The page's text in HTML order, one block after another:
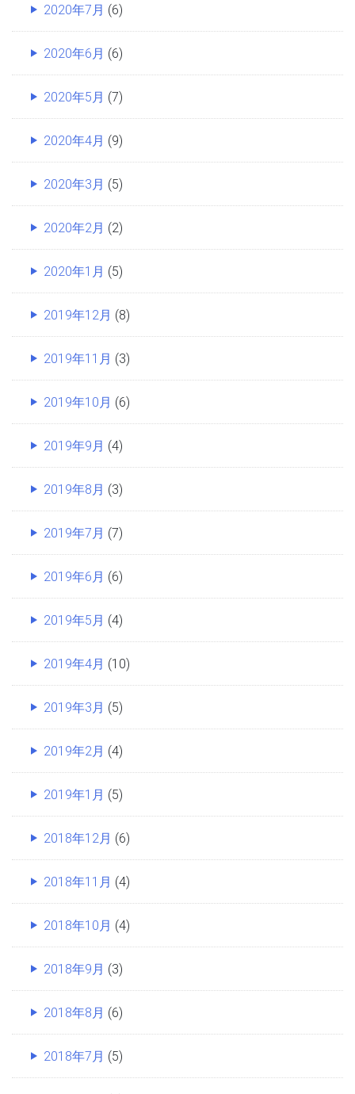
2020年7月 (6)
2020年6月 (6)
2020年5月 (7)
2020年4月 (9)
2020年3月 (5)
2020年2月 (2)
2020年1月 (5)
2019年12月 (8)
2019年11月 (3)
2019年10月 (6)
2019年9月 (4)
2019年8月 (3)
2019年7月 (7)
2019年6月 (6)
2019年5月 (4)
2019年4月 (10)
2019年3月 (5)
2019年2月 (4)
2019年1月 (5)
2018年12月 (6)
2018年11月 (4)
2018年10月 (4)
2018年9月 (3)
2018年8月 (6)
2018年7月 (5)